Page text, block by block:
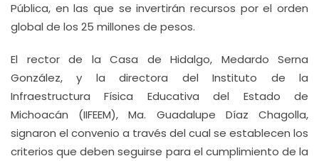
Pública, en las que se invertirán recursos por el orden
global de los 25 millones de pesos.
El rector de la Casa de Hidalgo, Medardo Serna
González, y la directora del Instituto de la
Infraestructura Física Educativa del Estado de
Michoacán (IIFEEM), Ma. Guadalupe Díaz Chagolla,
signaron el convenio a través del cual se establecen los
criterios que deben seguirse para el cumplimiento de la